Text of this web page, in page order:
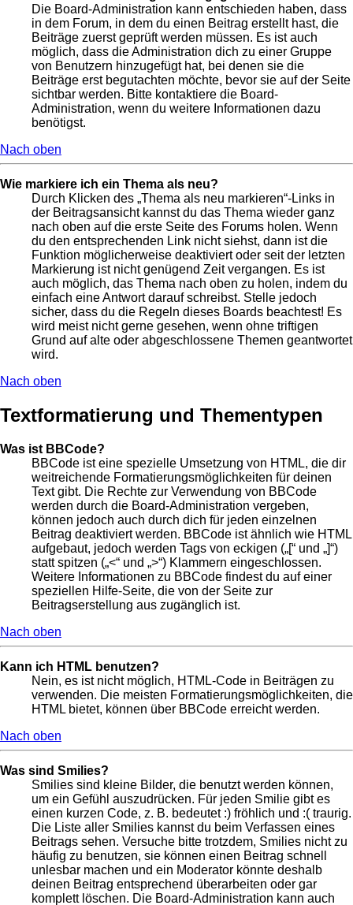
Die Board-Administration kann entschieden haben, dass
in dem Forum, in dem du einen Beitrag erstellt hast, die
Beiträge zuerst geprüft werden müssen. Es ist auch
möglich, dass die Administration dich zu einer Gruppe
von Benutzern hinzugefügt hat, bei denen sie die
Beiträge erst begutachten möchte, bevor sie auf der Seite
sichtbar werden. Bitte kontaktiere die Board-
Administration, wenn du weitere Informationen dazu
benötigst.
Nach oben
Wie markiere ich ein Thema als neu?
Durch Klicken des „Thema als neu markieren“-Links in
der Beitragsansicht kannst du das Thema wieder ganz
nach oben auf die erste Seite des Forums holen. Wenn
du den entsprechenden Link nicht siehst, dann ist die
Funktion möglicherweise deaktiviert oder seit der letzten
Markierung ist nicht genügend Zeit vergangen. Es ist
auch möglich, das Thema nach oben zu holen, indem du
einfach eine Antwort darauf schreibst. Stelle jedoch
sicher, dass du die Regeln dieses Boards beachtest! Es
wird meist nicht gerne gesehen, wenn ohne triftigen
Grund auf alte oder abgeschlossene Themen geantwortet
wird.
Nach oben
Textformatierung und Thementypen
Was ist BBCode?
BBCode ist eine spezielle Umsetzung von HTML, die dir
weitreichende Formatierungsmöglichkeiten für deinen
Text gibt. Die Rechte zur Verwendung von BBCode
werden durch die Board-Administration vergeben,
können jedoch auch durch dich für jeden einzelnen
Beitrag deaktiviert werden. BBCode ist ähnlich wie HTML
aufgebaut, jedoch werden Tags von eckigen („[“ und „]“)
statt spitzen („<“ und „>“) Klammern eingeschlossen.
Weitere Informationen zu BBCode findest du auf einer
speziellen Hilfe-Seite, die von der Seite zur
Beitragserstellung aus zugänglich ist.
Nach oben
Kann ich HTML benutzen?
Nein, es ist nicht möglich, HTML-Code in Beiträgen zu
verwenden. Die meisten Formatierungsmöglichkeiten, die
HTML bietet, können über BBCode erreicht werden.
Nach oben
Was sind Smilies?
Smilies sind kleine Bilder, die benutzt werden können,
um ein Gefühl auszudrücken. Für jeden Smilie gibt es
einen kurzen Code, z. B. bedeutet :) fröhlich und :( traurig.
Die Liste aller Smilies kannst du beim Verfassen eines
Beitrags sehen. Versuche bitte trotzdem, Smilies nicht zu
häufig zu benutzen, sie können einen Beitrag schnell
unlesbar machen und ein Moderator könnte deshalb
deinen Beitrag entsprechend überarbeiten oder gar
komplett löschen. Die Board-Administration kann auch